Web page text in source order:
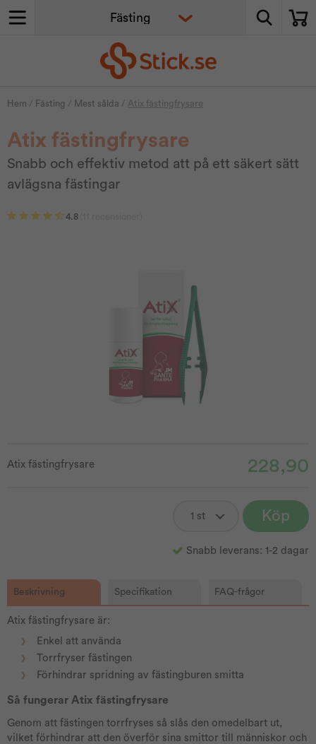
Hem / Fästing / Mest sålda / Atix fästingfrysare
Atix fästingfrysare
Snabb och effektiv metod att på ett säkert sätt
avlägsna fästingar
4.8
Atix fästingfrysare 228,90
Köp
Snabb leverans: 1-2 dagar
Beskrivning Specifikation FAQ-frågor
Atix fästingfrysare är:
Enkel att använda
Torrfryser fästingen
Förhindrar spridning av fästingburen smitta
Så fungerar Atix fästingfrysare
Genom att fästingen torrfryses så slås den omedelbart ut,
vilket förhindrar att den överför sina smittor till människor och